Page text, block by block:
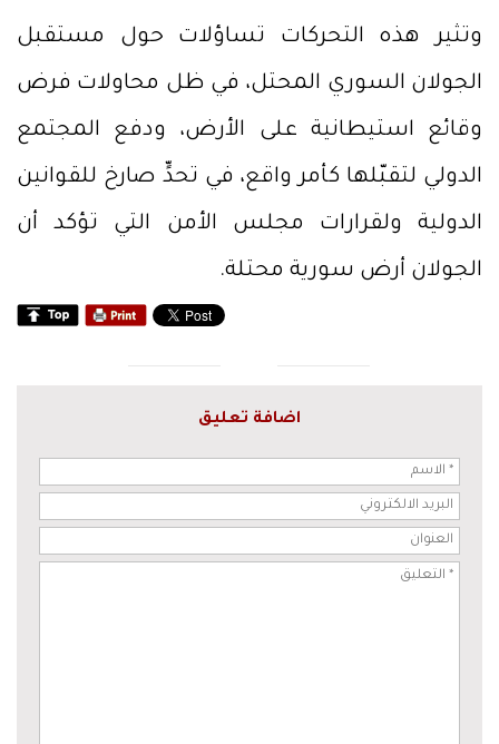
وتثير هذه التحركات تساؤلات حول مستقبل
الجولان السوري المحتل، في ظل محاولات فرض
وقائع استيطانية على الأرض، ودفع المجتمع
الدولي لتقبّلها كأمر واقع، في تحدٍّ صارخ للقوانين
الدولية ولقرارات مجلس الأمن التي تؤكد أن
الجولان أرض سورية محتلة.
اضافة تعليق